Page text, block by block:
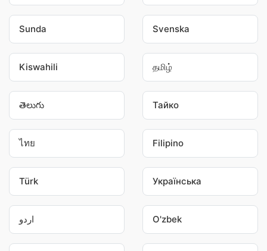
Sunda Svenska
Kiswahili தமிழ்
తెలుగు Тайко
ไทย Filipino
Türk Українська
اردو O'zbek